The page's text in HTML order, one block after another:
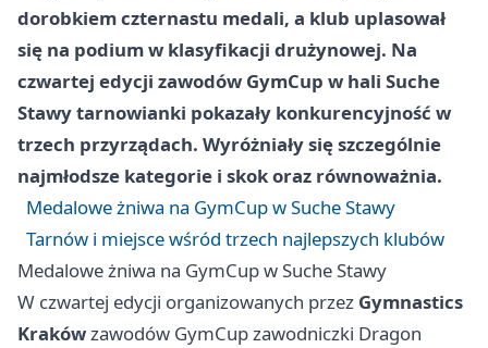
dorobkiem czternastu medali, a klub uplasował
się na podium w klasyfikacji drużynowej. Na
czwartej edycji zawodów GymCup w hali Suche
Stawy tarnowianki pokazały konkurencyjność w
trzech przyrządach. Wyróżniały się szczególnie
najmłodsze kategorie i skok oraz równoważnia.
Medalowe żniwa na GymCup w Suche Stawy
Tarnów i miejsce wśród trzech najlepszych klubów
Medalowe żniwa na GymCup w Suche Stawy
W czwartej edycji organizowanych przez Gymnastics
Krakówzawodów GymCup zawodniczki Dragon